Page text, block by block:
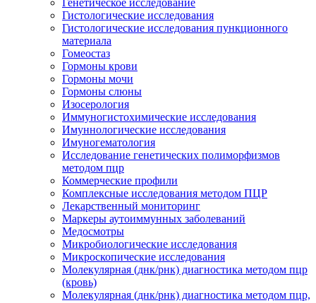
Генетическое исследование
Гистологические исследования
Гистологические исследования пункционного
материала
Гомеостаз
Гормоны крови
Гормоны мочи
Гормоны слюны
Изосерология
Иммуногистохимические исследования
Имуннологические исследования
Имуногематология
Исследование генетических полиморфизмов
методом пцр
Коммерческие профили
Комплексные исследования методом ПЦР
Лекарственный мониторинг
Маркеры аутоиммунных заболеваний
Медосмотры
Микробиологические исследования
Микроскопические исследования
Молекулярная (днк/рнк) диагностика методом пцр
(кровь)
Молекулярная (днк/рнк) диагностика методом пцр,